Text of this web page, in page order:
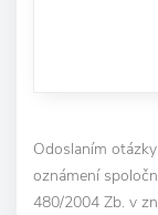
Odoslaním
oznámení
480/2004 Zb. v